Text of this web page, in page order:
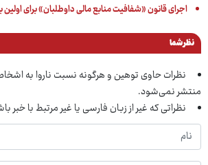
اجرای قانون «شفافیت منابع مالی داوطلبان» برای اولین
نظر شما
نظرات حاوی توهین و هرگونه نسبت ناروا به
منتشر نمی‌شود.
نظراتی که غیر از زبان فارسی یا غیر مرتبط با